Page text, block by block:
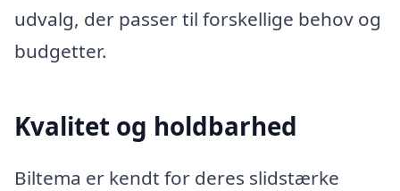
udvalg, der passer til forskellige behov og
budgetter.
Kvalitet og holdbarhed
Biltema er kendt for deres slidstærke